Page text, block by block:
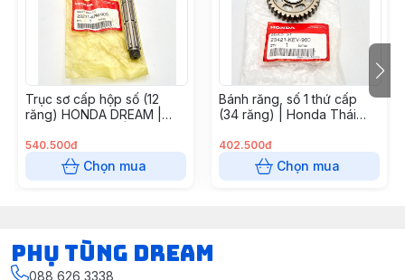
Trục sơ cấp hộp số (12
răng) HONDA DREAM |
23211KFM900
540.500đ
Chọn mua
Bánh răng, số 1 thứ cấp
(34 răng) | Honda Thái
402.500đ
Chọn mua
Phụ Tùng Dream
088 626 3338